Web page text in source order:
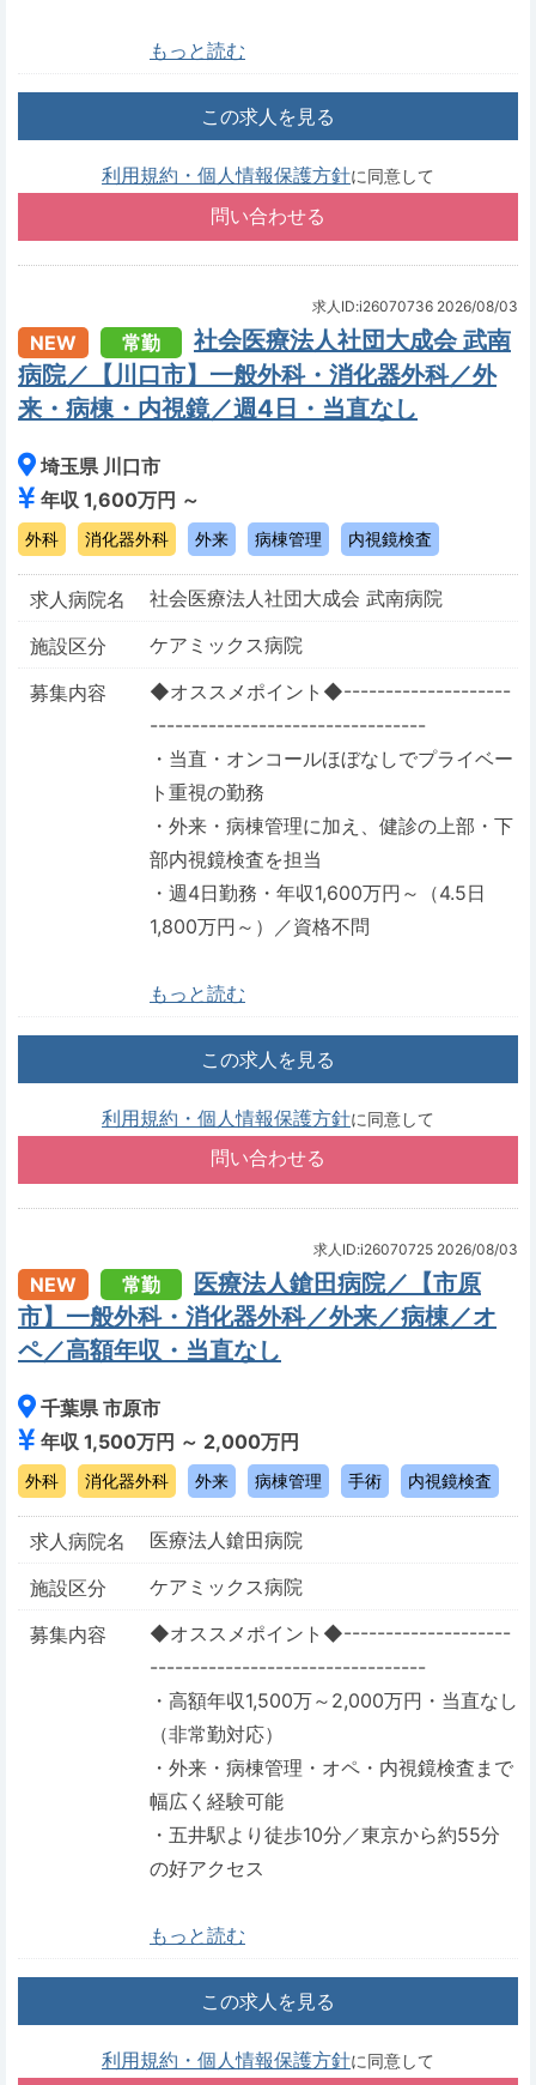
もっと読む
この求人を見る
利用規約・個人情報保護方針に同意して
求人ID:i26070736 2026/08/03
NEW 常勤
社会医療法人社団大成会 武南
病院／【川口市】一般外科・消化器外科／外
来・病棟・内視鏡／週4日・当直なし
埼玉県 川口市
年収 1,600万円 ～
外科 消化器外科 外来 病棟管理 内視鏡検査
求人病院名
社会医療法人社団大成会 武南病院
施設区分
ケアミックス病院
募集内容
◆オススメポイント◆--------------------
---------------------------------
・当直・オンコールほぼなしでプライベー
ト重視の勤務
・外来・病棟管理に加え、健診の上部・下
部内視鏡検査を担当
・週4日勤務・年収1,600万円～（4.5日
1,800万円～）／資格不問
もっと読む
この求人を見る
利用規約・個人情報保護方針に同意して
求人ID:i26070725 2026/08/03
NEW 常勤
医療法人鎗田病院／【市原
市】一般外科・消化器外科／外来／病棟／オ
ペ／高額年収・当直なし
千葉県 市原市
年収 1,500万円 ～ 2,000万円
外科 消化器外科 外来 病棟管理 手術 内視鏡検査
求人病院名
医療法人鎗田病院
施設区分
ケアミックス病院
募集内容
◆オススメポイント◆--------------------
---------------------------------
・高額年収1,500万～2,000万円・当直なし
（非常勤対応）
・外来・病棟管理・オペ・内視鏡検査まで
幅広く経験可能
・五井駅より徒歩10分／東京から約55分
の好アクセス
もっと読む
この求人を見る
利用規約・個人情報保護方針に同意して